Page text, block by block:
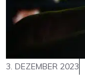
3. DEZEMBER 2023